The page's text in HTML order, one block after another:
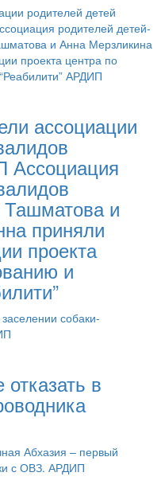
ассоциации
Ассоциация
и
приняли
проекта
и
в